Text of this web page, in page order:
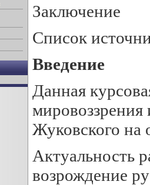
Заключение
Список
Введение
Данная
Жуковского на
Актуальность
возрождение